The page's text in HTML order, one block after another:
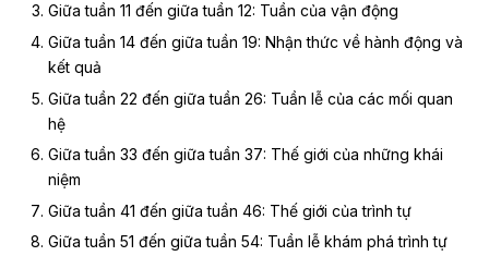
Giữa tuần 11 đến giữa tuần 12: Tuần của vận động
Giữa tuần 14 đến giữa tuần 19: Nhận thức về hành động và
kết quả
Giữa tuần 22 đến giữa tuần 26: Tuần lễ của các mối quan
hệ
Giữa tuần 33 đến giữa tuần 37: Thế giới của những khái
niệm
Giữa tuần 41 đến giữa tuần 46: Thế giới của trình tự
Giữa tuần 51 đến giữa tuần 54: Tuần lễ khám phá trình tự